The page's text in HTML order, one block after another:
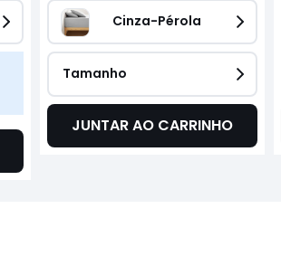
Cinza-Pérola
Tamanho
JUNTAR AO CARRINHO